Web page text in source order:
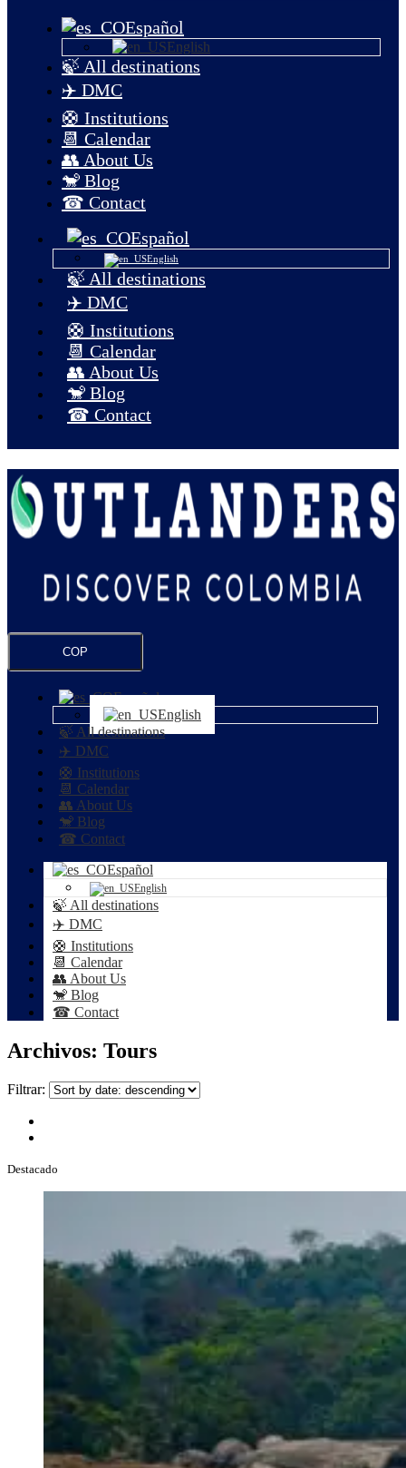
Español
English
🍃 All destinations
✈️ DMC
🛟 Institutions
📆 Calendar
👥 About Us
🐒 Blog
☎ Contact
Español
English
🍃 All destinations
✈️ DMC
🛟 Institutions
📆 Calendar
👥 About Us
🐒 Blog
☎ Contact
COP
Español
English
🍃 All destinations
✈️ DMC
🛟 Institutions
📆 Calendar
👥 About Us
🐒 Blog
☎ Contact
Español
English
🍃 All destinations
✈️ DMC
🛟 Institutions
📆 Calendar
👥 About Us
🐒 Blog
☎ Contact
Archivos: Tours
Filtrar:
Destacado